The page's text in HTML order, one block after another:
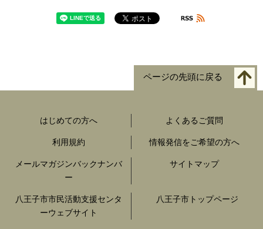
ページの先頭に戻る
はじめての方へ よくあるご質問
利用規約 情報発信をご希望の方へ
メールマガジンバックナンバ
ー
サイトマップ
八王子市市民活動支援センタ
ーウェブサイト
八王子市トップページ